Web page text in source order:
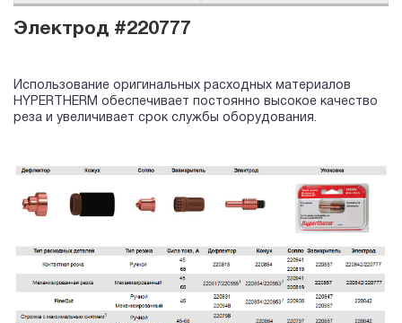
Электрод #220777
Использование оригинальных расходных материалов
HYPERTHERM обеспечивает постоянно высокое качество
реза и увеличивает срок службы оборудования.